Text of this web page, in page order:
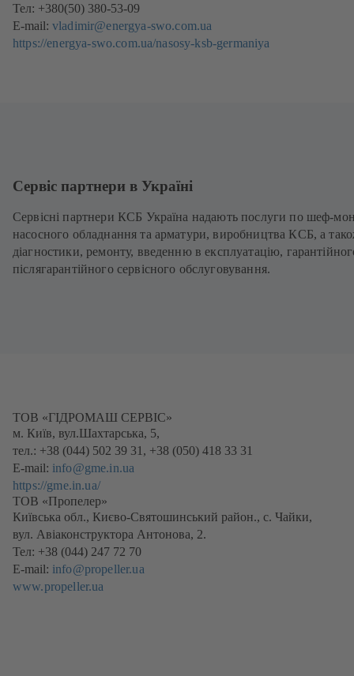
Тел: +380(50) 380-53-09
E-mail: vladimir@energya-swo.com.ua
https://energya-swo.com.ua/nasosy-ksb-germaniya
Сервіс партнери в Україні
Сервісні партнери КСБ Україна надають послуги по шеф-
насосного обладнання та арматури, виробництва КСБ, а
діагностики, ремонту, введенню в експлуатацію,
післягарантійного сервісного обслуговування.
ТОВ «ГІДРОМАШ СЕРВІС»
м. Київ, вул.Шахтарська, 5,
тел.: +38 (044) 502 39 31, +38 (050) 418 33 31
E-mail: info@gme.in.ua
https://gme.in.ua/(відкривається
в
новій
вкладці)
ТОВ «Пропелер»
Київська обл., Києво-Святошинський район., с. Чайки,
вул. Авіаконструктора Антонова, 2.
Тел: +38 (044) 247 72 70
E-mail: info@propeller.ua
www.propeller.ua